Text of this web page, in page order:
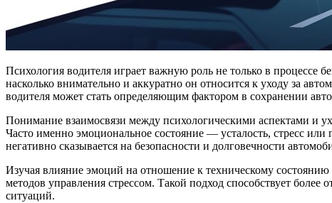
Психология водителя играет важную роль не только в процессе
насколько внимательно и аккуратно он относится к уходу за
водителя может стать определяющим фактором в сохранении
Понимание взаимосвязи между психологическими аспектами и
Часто именно эмоциональное состояние — усталость, стресс
негативно сказывается на безопасности и долговечности
Изучая влияние эмоций на отношение к техническому
методов управления стрессом. Такой подход способствует
ситуаций.